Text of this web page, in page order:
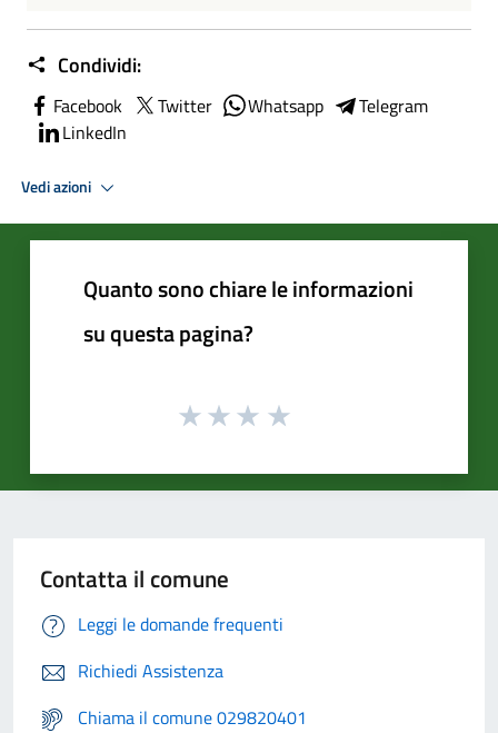
Condividi:
Facebook Twitter Whatsapp
Telegram
LinkedIn
Vedi azioni
Quanto sono chiare le informazioni
su questa pagina?
Contatta il comune
Leggi le domande frequenti
Richiedi Assistenza
Chiama il comune 029820401